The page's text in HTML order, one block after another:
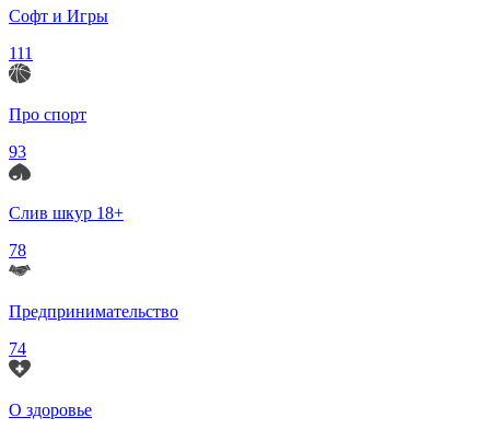
Софт и Игры
111
Про спорт
93
Слив шкур 18+
78
Предпринимательство
74
О здоровье